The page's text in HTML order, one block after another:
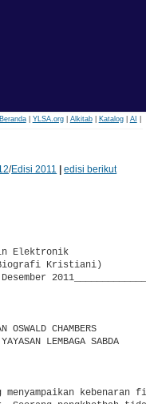
Beranda| YLSA.org| Alkitab| Katalog| AI
/Edisi 2011 |edisi berikut
Elektronik
Kristiani)
OSWALD CHAMBERS
LEMBAGA SABDA
kebenaran